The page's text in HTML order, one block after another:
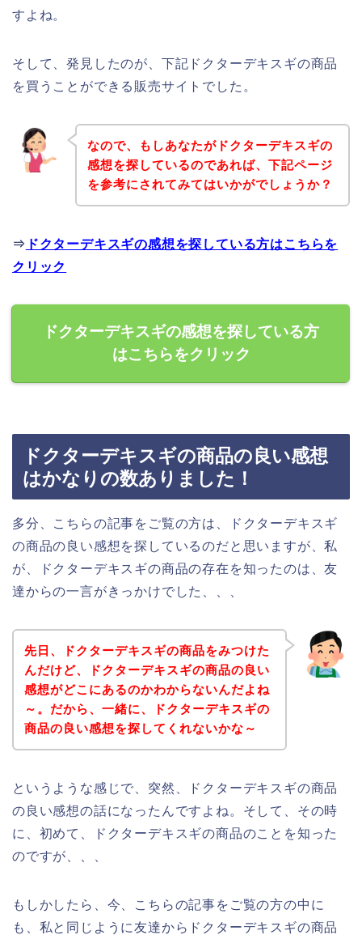
すよね。
そして、発見したのが、下記ドクターデキスギの商品
を買うことができる販売サイトでした。
なので、もしあなたがドクターデキスギの
感想を探しているのであれば、下記ページ
を参考にされてみてはいかがでしょうか？
⇒ ドクターデキスギの感想を探している方はこちらを
クリック
ドクターデキスギの感想を探している方
はこちらをクリック
ドクターデキスギの商品の良い感想
はかなりの数ありました！
多分、こちらの記事をご覧の方は、ドクターデキスギ
の商品の良い感想を探しているのだと思いますが、私
が、ドクターデキスギの商品の存在を知ったのは、友
達からの一言がきっかけでした、、、
先日、ドクターデキスギの商品をみつけた
んだけど、ドクターデキスギの商品の良い
感想がどこにあるのかわからないんだよね
～。だから、一緒に、ドクターデキスギの
商品の良い感想を探してくれないかな～
というような感じで、突然、ドクターデキスギの商品
の良い感想の話になったんですよね。そして、その時
に、初めて、ドクターデキスギの商品のことを知った
のですが、、、
もしかしたら、今、こちらの記事をご覧の方の中に
も、私と同じように友達からドクターデキスギの商品